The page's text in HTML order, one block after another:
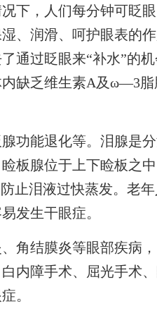
，人们每分钟可眨眼
、润滑、呵护眼表的
通过眨眼来“补水”的
缺乏维生素A及ω—3脂
能退化等。泪腺是分
板腺位于上下睑板之中
止泪液过快蒸发。老
发生干眼症。
结膜炎等眼部疾病，
内障手术、屈光手术
。